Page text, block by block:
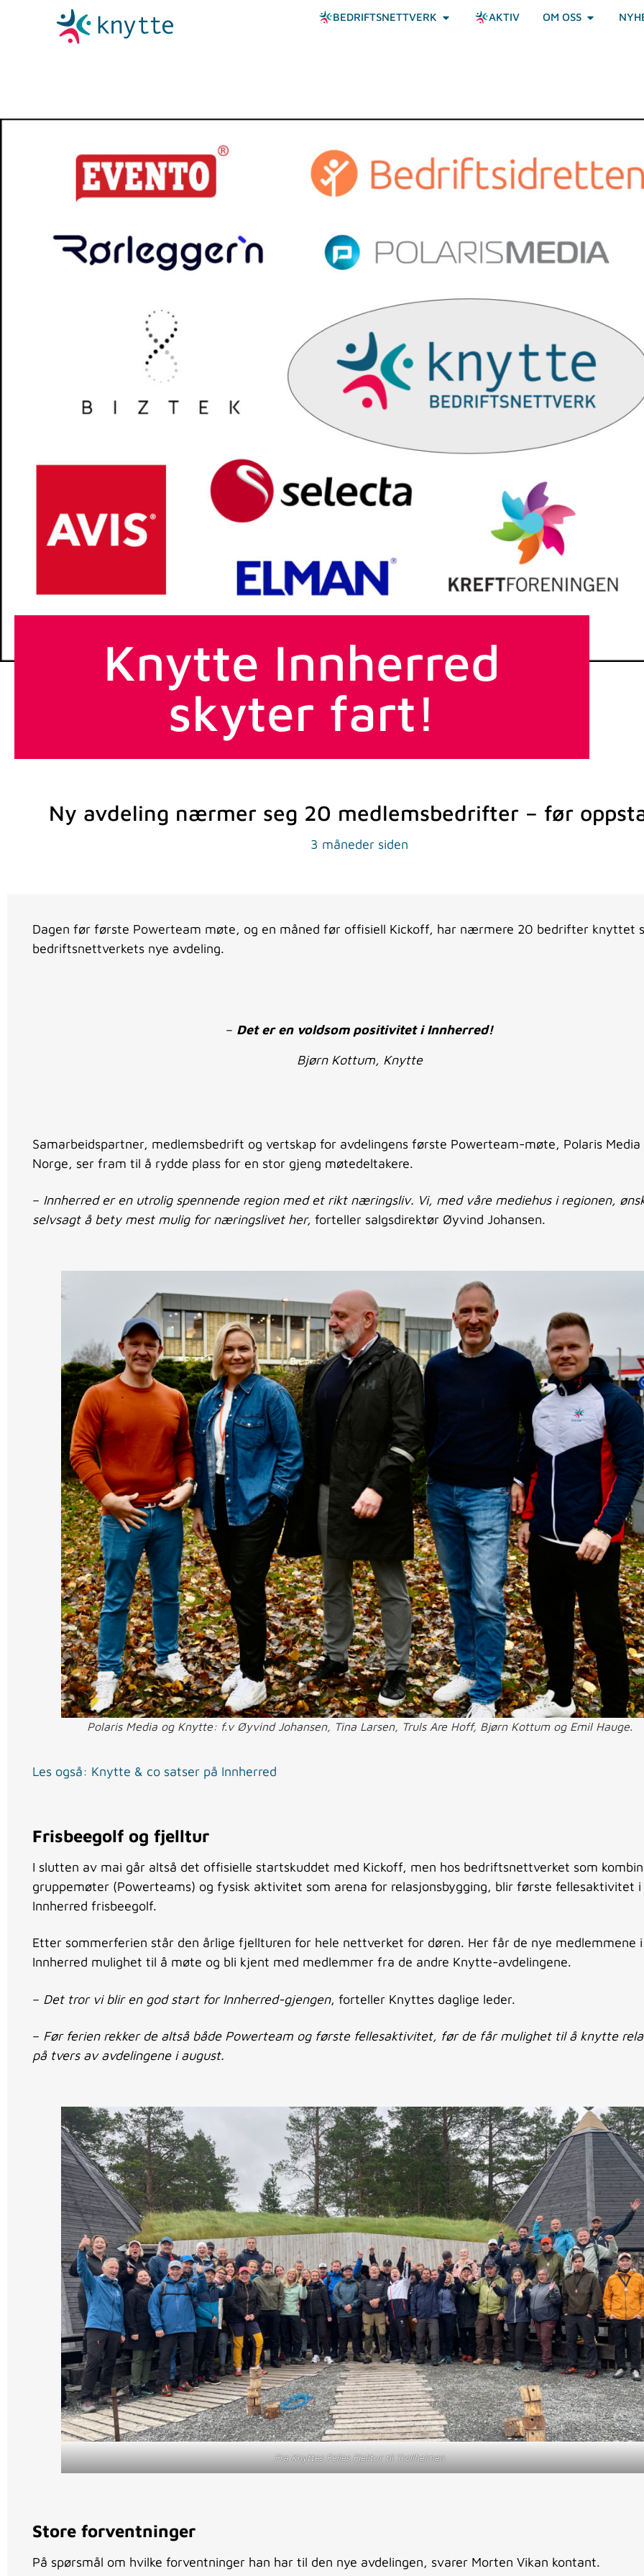
BEDRIFTSNETTVERK AKTIV OM OSS
Knytte Innherred
skyter fart!
Ny avdeling nærmer seg 20 medlemsbedrifter – før
3 måneder siden
Dagen før første Powerteam møte, og en måned før offisiell Kickoff, har nærmere 20 bedrifter knyttet
bedriftsnettverkets nye avdeling.
– Det er en voldsom positivitet i Innherred!
Bjørn Kottum, Knytte
Samarbeidspartner, medlemsbedrift og vertskap for avdelingens første Powerteam-møte, Polaris
Norge, ser fram til å rydde plass for en stor gjeng møtedeltakere.
– Innherred er en utrolig spennende region med et rikt næringsliv. Vi, med våre mediehus i regionen,
selvsagt å bety mest mulig for næringslivet her, forteller salgsdirektør Øyvind Johansen.
Polaris Media og Knytte: f.v Øyvind Johansen, Tina Larsen, Truls Are Hoff, Bjørn Kottum og Emil Hauge.
Les også: Knytte & co satser på Innherred
Frisbeegolf og fjelltur
I slutten av mai går altså det offisielle startskuddet med Kickoff, men hos bedriftsnettverket som
gruppemøter (Powerteams) og fysisk aktivitet som arena for relasjonsbygging, blir første fellesaktivitet i
Innherred frisbeegolf.
Etter sommerferien står den årlige fjellturen for hele nettverket for døren. Her får de nye medlemmene i
Innherred mulighet til å møte og bli kjent med medlemmer fra de andre Knytte-avdelingene.
– Det tror vi blir en god start for Innherred-gjengen, forteller Knyttes daglige leder.
– Før ferien rekker de altså både Powerteam og første fellesaktivitet, før de får mulighet til å knytte
på tvers av avdelingene i august.
Fra Knyttes Felles Fjelltur til Trollheimen
Store forventninger
På spørsmål om hvilke forventninger han har til den nye avdelingen, svarer Morten Vikan kontant.